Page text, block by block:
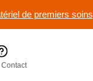
de premiers soins